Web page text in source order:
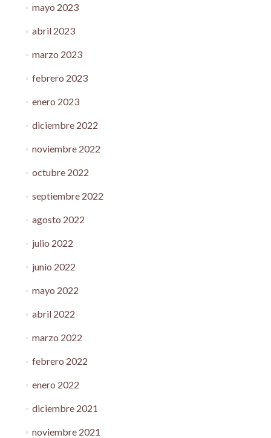
mayo 2023
abril 2023
marzo 2023
febrero 2023
enero 2023
diciembre 2022
noviembre 2022
octubre 2022
septiembre 2022
agosto 2022
julio 2022
junio 2022
mayo 2022
abril 2022
marzo 2022
febrero 2022
enero 2022
diciembre 2021
noviembre 2021